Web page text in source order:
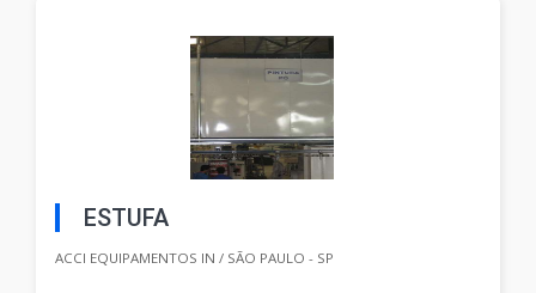
ESTUFA
ACCI EQUIPAMENTOS IN / SÃO PAULO - SP